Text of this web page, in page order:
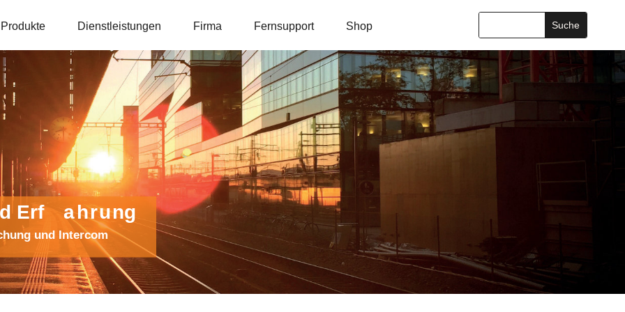
Produkte Dienstleistungen Firma Fernsupport Shop